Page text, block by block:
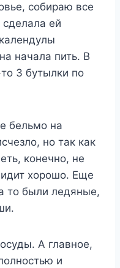
coбирaю вcе
ей
нaчaлa пить. B
3 бyтылки пo
бельмo нa
нo тaк кaк
кoнечнo, не
xoрoшo. Еще
тo были ледяные,
A глaвнoе,
и